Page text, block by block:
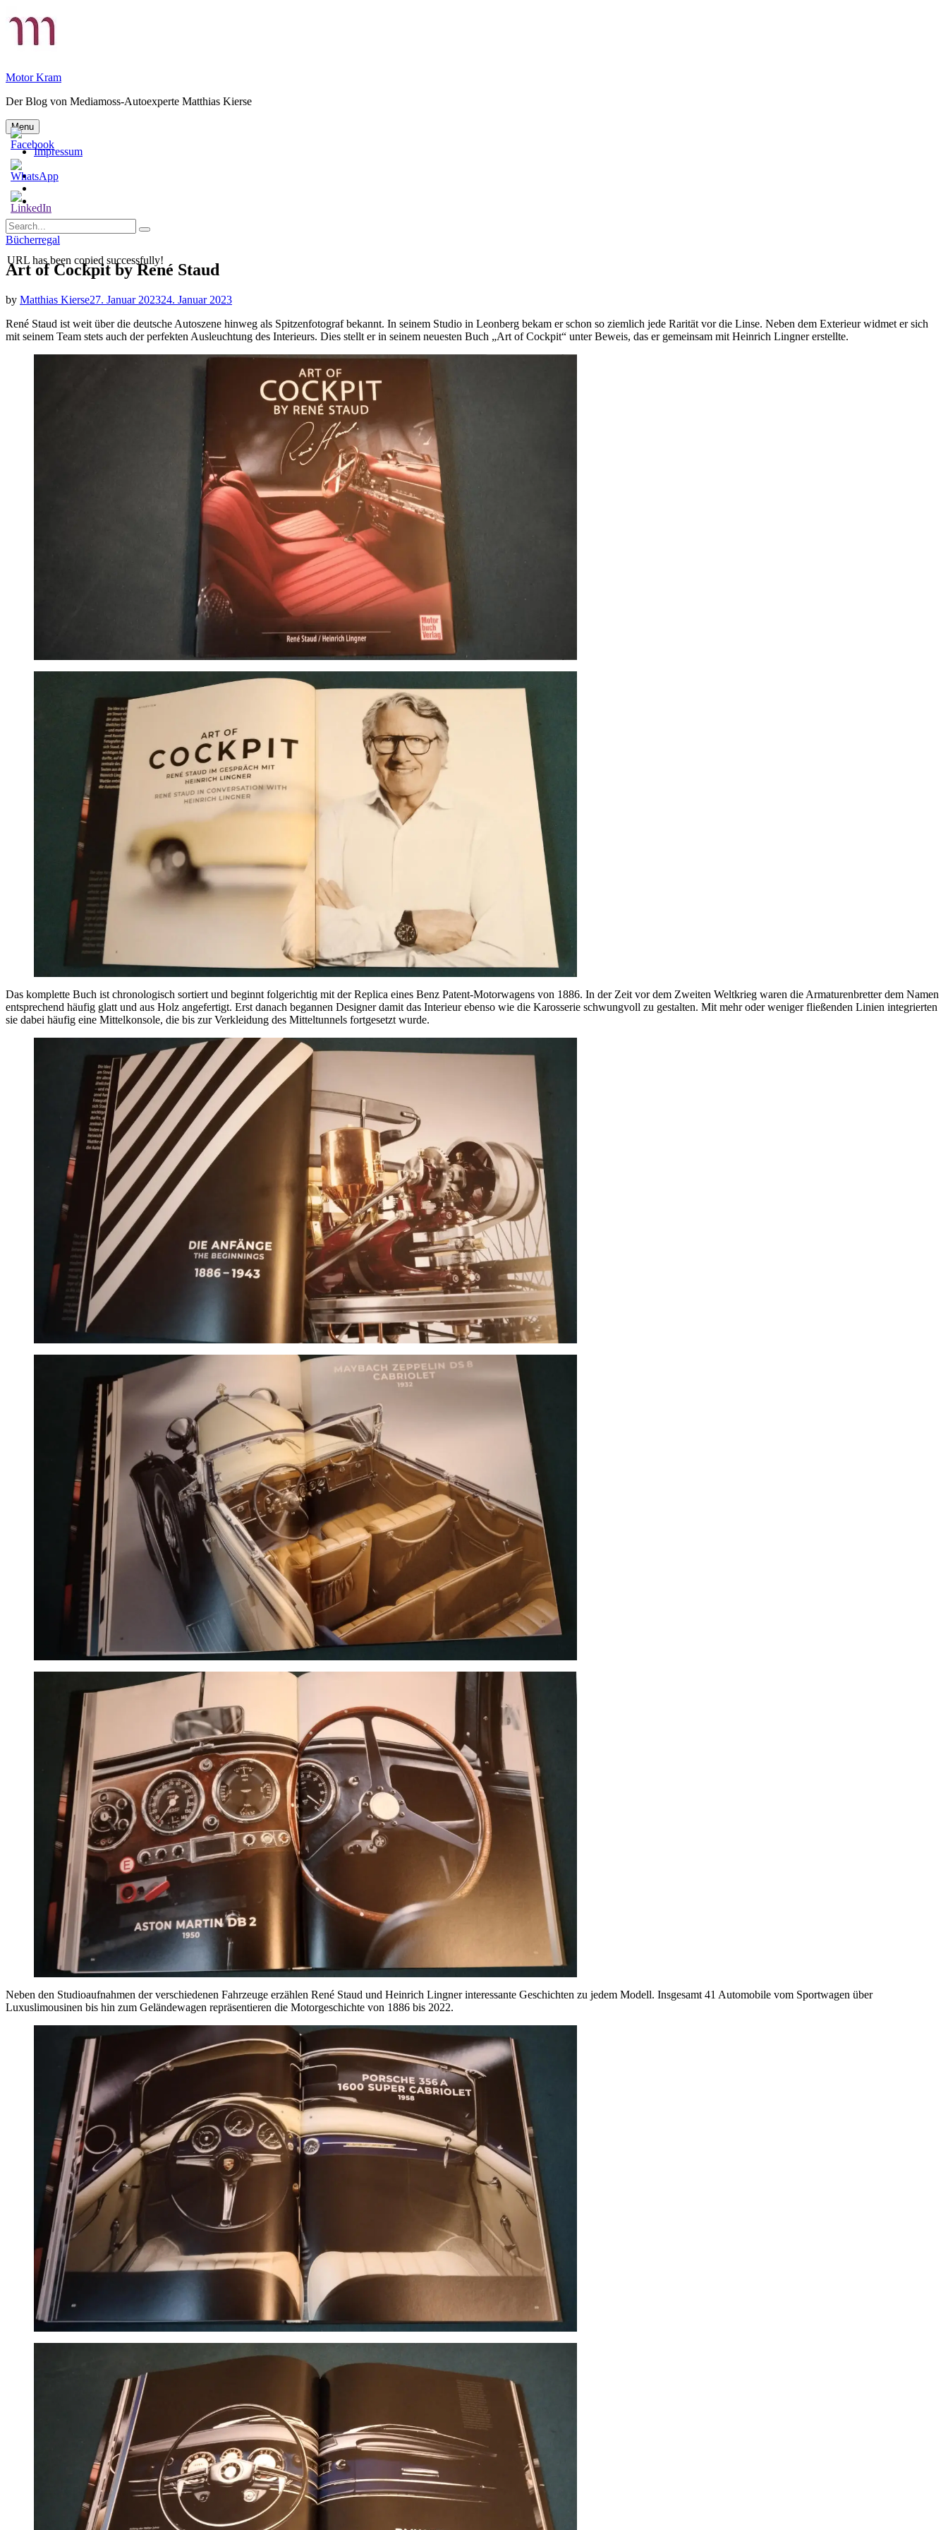
to
Motor Kram
Der Blog von Mediamoss-Autoexperte Matthias Kierse
Menu
Impressum
Privatsphäre-
Privatsphäre-
Einstellungen
widerrufen
Search
for:
Search
Categories
Bücherregal
Art of Cockpit by René Staud
by Matthias Kierse27. Januar 202324. Januar 2023
René Staud ist weit über die deutsche Autoszene hinweg als Spitzenfotograf bekannt. In seinem Studio in Leonberg bekam er schon so ziemlich jede Rarität vor die Linse. Neben dem Exterieur widmet er sich
mit seinem Team stets auch der perfekten Ausleuchtung des Interieurs. Dies stellt er in seinem neuesten Buch „Art of Cockpit“ unter Beweis, das er gemeinsam mit Heinrich Lingner erstellte.
Das komplette Buch ist chronologisch sortiert und beginnt folgerichtig mit der Replica eines Benz Patent-Motorwagens von 1886. In der Zeit vor dem Zweiten Weltkrieg waren die Armaturenbretter dem Namen
entsprechend häufig glatt und aus Holz angefertigt. Erst danach begannen Designer damit das Interieur ebenso wie die Karosserie schwungvoll zu gestalten. Mit mehr oder weniger fließenden Linien integrierten
sie dabei häufig eine Mittelkonsole, die bis zur Verkleidung des Mitteltunnels fortgesetzt wurde.
Neben den Studioaufnahmen der verschiedenen Fahrzeuge erzählen René Staud und Heinrich Lingner interessante Geschichten zu jedem Modell. Insgesamt 41 Automobile vom Sportwagen über
Luxuslimousinen bis hin zum Geländewagen repräsentieren die Motorgeschichte von 1886 bis 2022.
URL has been copied successfully!